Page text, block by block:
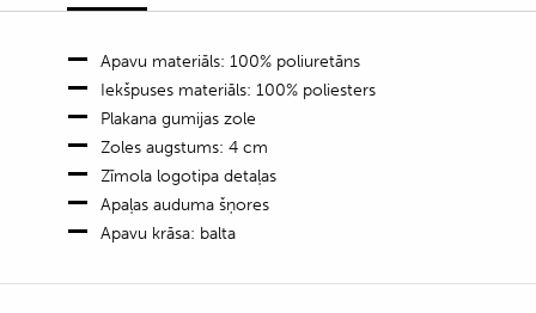
Apavu materiāls: 100% poliuretāns
Iekšpuses materiāls: 100% poliesters
Plakana gumijas zole
Zoles augstums: 4 cm
Zīmola logotipa detaļas
Apaļas auduma šņores
Apavu krāsa: balta